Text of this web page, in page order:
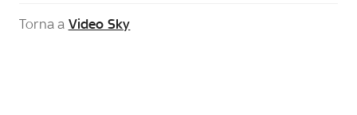
Torna a Video Sky